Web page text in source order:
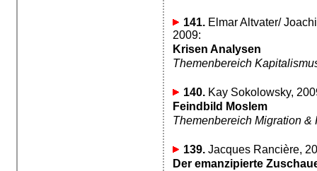
141.Elmar Altvater/
2009:
Krisen Analysen
Themenbereich
140.Kay Sokolowsky,
Feindbild Moslem
Themenbereich Migration &
139.Jacques Rancière,
Der emanzipierte